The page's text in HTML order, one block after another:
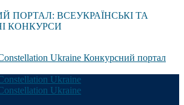
ПОРТАЛ: ВСЕУКРАЇНСЬКІ ТА
КОНКУРСИ
Конкурсний портал